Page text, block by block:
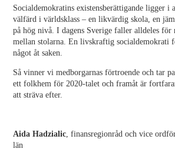
Socialdemokratins existensberättigande ligger i
välfärd i världsklass – en likvärdig skola, en
på hög nivå. I dagens Sverige faller alldeles för
mellan stolarna. En livskraftig socialdemokrati
något åt saken.
Så vinner vi medborgarnas förtroende och tar
ett folkhem för 2020-talet och framåt är
att sträva efter.
Aida Hadzialic, finansregionråd och vice
län